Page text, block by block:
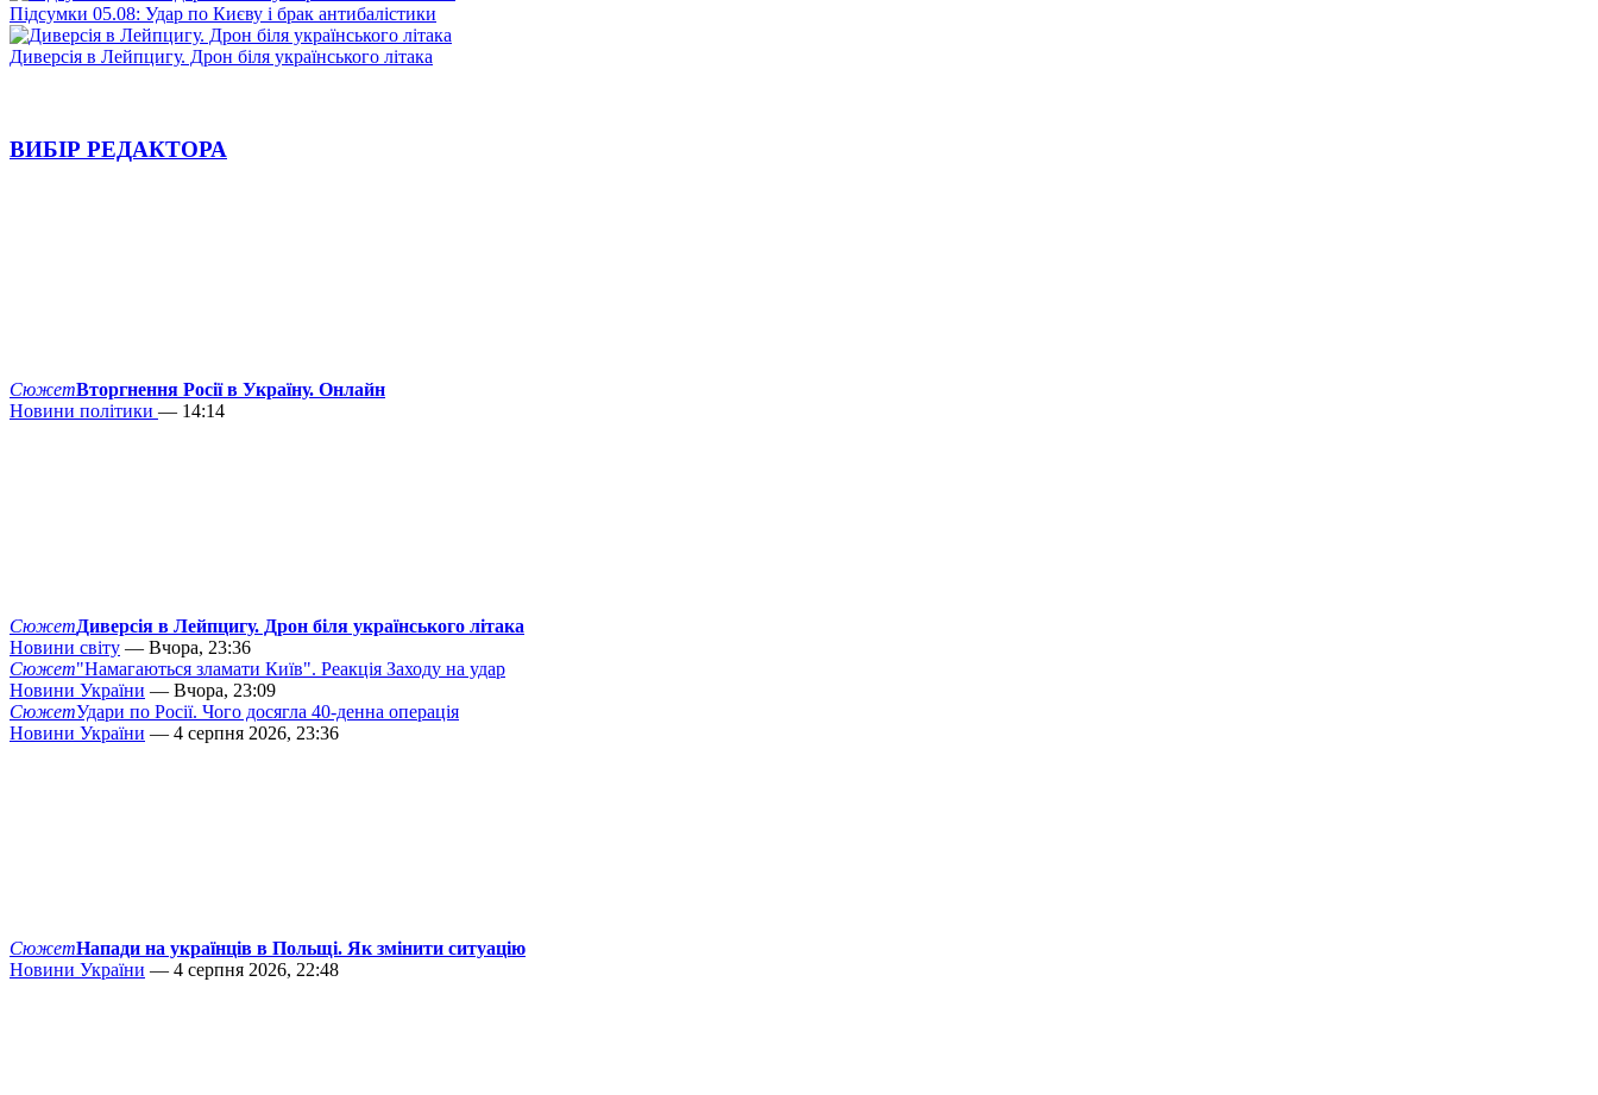
Підсумки 05.08: Удар по Києву і брак антибалістики
Диверсія в Лейпцигу. Дрон біля українського літака
ВИБІР РЕДАКТОРА
СюжетВторгнення Росії в Україну. Онлайн
Новини політики — 14:14
СюжетДиверсія в Лейпцигу. Дрон біля українського літака
Новини світу — Вчора, 23:36
Сюжет"Намагаються зламати Київ". Реакція Заходу на удар
Новини України — Вчора, 23:09
СюжетУдари по Росії. Чого досягла 40-денна операція
Новини України — 4 серпня 2026, 23:36
СюжетНапади на українців в Польщі. Як змінити ситуацію
Новини України — 4 серпня 2026, 22:48